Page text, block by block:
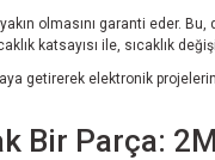
olmasını garanti eder.
katsayısı ile, sıcaklık
getirerek elektronik
Bir Parça: